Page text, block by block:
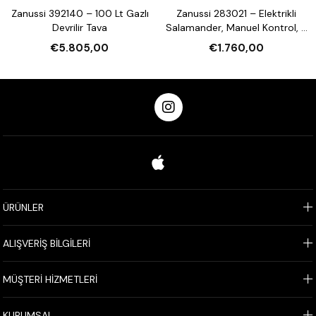
Zanussi 392140 – 100 Lt Gazlı
Devrilir Tava
€5.805,00
Zanussi 283021 – Elektrikli
Salamander, Manuel Kontrol, 3
Tarafı Açık, 600 mm
€1.760,00
ÜRÜNLER
ALIŞVERİŞ BİLGİLERİ
MÜŞTERİ HİZMETLERİ